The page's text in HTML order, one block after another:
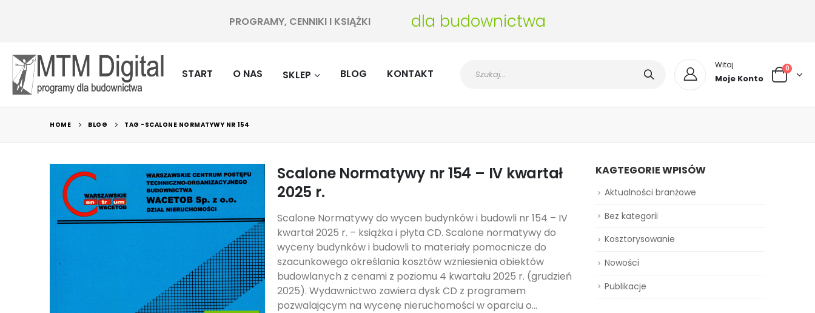
PROGRAMY, CENNIKI I KSIĄŻKI dla budownictwa
START O NAS SKLEP BLOG KONTAKT
Witaj
Moje Konto
0
HOME BLOG TAG - SCALONE NORMATYWY NR 154
Scalone Normatywy nr 154 – IV kwartał
2025 r.
Scalone Normatywy do wycen budynków i budowli nr 154 – IV
kwartał 2025 r. – książka i płyta CD. Scalone normatywy do
wyceny budynków i budowli to materiały pomocnicze do
szacunkowego określania kosztów wzniesienia obiektów
budowlanych z cenami z poziomu 4 kwartału 2025 r. (grudzień
2025). Wydawnictwo zawiera dysk CD z programem
pozwalającym na wycenę nieruchomości w oparciu o...
KAGTEGORIE WPISÓW
Aktualności branżowe
Bez kategorii
Kosztorysowanie
Nowości
Publikacje